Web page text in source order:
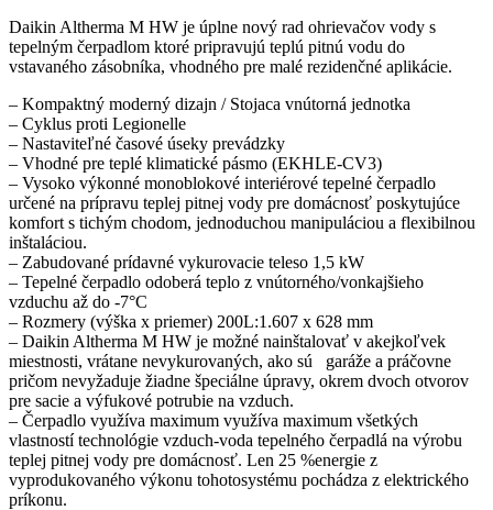
Daikin Altherma M HW je úplne nový rad ohrievačov vody s
tepelným čerpadlom ktoré pripravujú teplú pitnú vodu do
vstavaného zásobníka, vhodného pre malé rezidenčné aplikácie.
– Kompaktný moderný dizajn / Stojaca vnútorná jednotka
– Cyklus proti Legionelle
– Nastaviteľné časové úseky prevádzky
– Vhodné pre teplé klimatické pásmo (EKHLE-CV3)
– Vysoko výkonné monoblokové interiérové tepelné čerpadlo
určené na prípravu teplej pitnej vody pre domácnosť poskytujúce
komfort s tichým chodom, jednoduchou manipuláciou a flexibilnou
inštaláciou.
– Zabudované prídavné vykurovacie teleso 1,5 kW
– Tepelné čerpadlo odoberá teplo z vnútorného/vonkajšieho
vzduchu až do -7°C
– Rozmery (výška x priemer) 200L:1.607 x 628 mm
– Daikin Altherma M HW je možné nainštalovať v akejkoľvek
miestnosti, vrátane nevykurovaných, ako sú garáže a práčovne
pričom nevyžaduje žiadne špeciálne úpravy, okrem dvoch otvorov
pre sacie a výfukové potrubie na vzduch.
– Čerpadlo využíva maximum využíva maximum všetkých
vlastností technológie vzduch-voda tepelného čerpadlá na výrobu
teplej pitnej vody pre domácnosť. Len 25 %energie z
vyprodukovaného výkonu tohotosystému pochádza z elektrického
príkonu.